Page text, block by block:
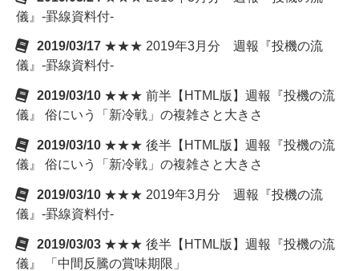
儀』-罫線資料付-
2019/03/17 ★★★ 2019年3月分 週報『投機の流
儀』-罫線資料付-
2019/03/10 ★★★ 前半【HTML版】週報『投機の流
儀』 俗にいう「新冷戦」の複雑さと大きさ
2019/03/10 ★★★ 後半【HTML版】週報『投機の流
儀』 俗にいう「新冷戦」の複雑さと大きさ
2019/03/10 ★★★ 2019年3月分 週報『投機の流
儀』-罫線資料付-
2019/03/03 ★★★ 後半【HTML版】週報『投機の流
儀』 「中間反騰の賞味期限」